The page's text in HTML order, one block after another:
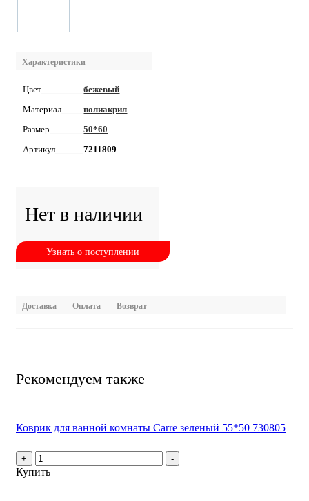
Характеристики
Цвет
бежевый
Материал
полиакрил
Размер
50*60
Артикул
7211809
Нет в наличии
Узнать о поступлении
Доставка Оплата Возврат
Рекомендуем также
Коврик для ванной комнаты Carre зеленый 55*50 730805
+ -
Купить